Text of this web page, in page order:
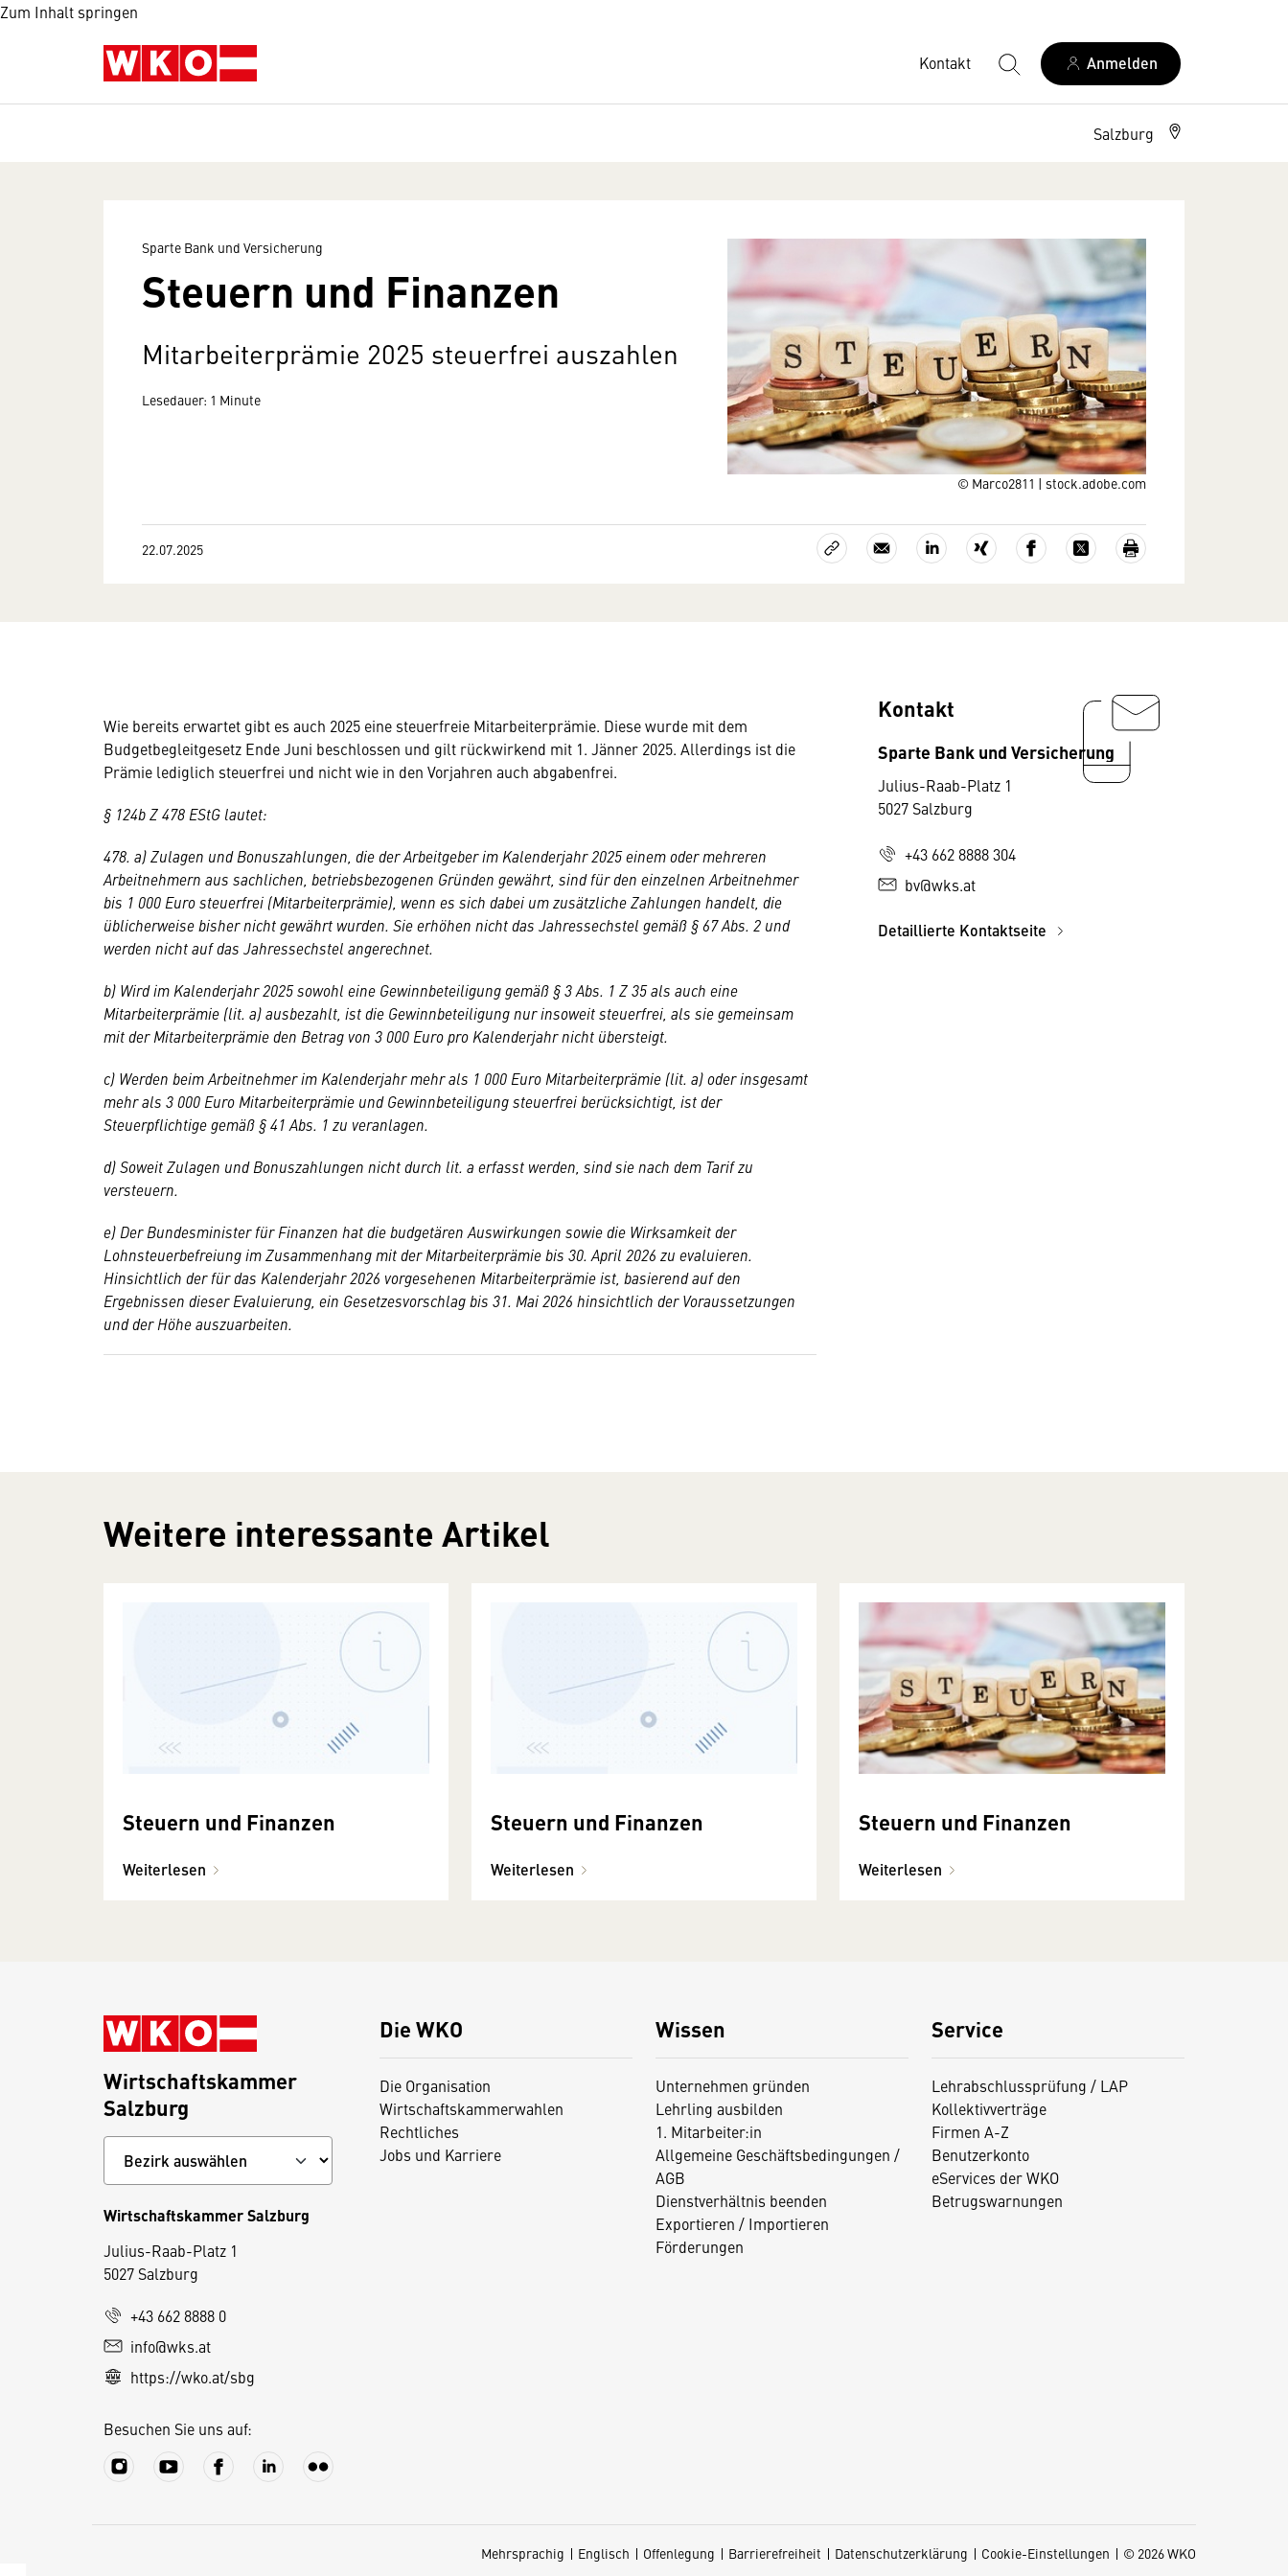
Zum Inhalt springen
Kontakt Anmelden
Salzburg
© Marco2811 | stock.adobe.com
Sparte Bank und Versicherung
Steuern und Finanzen
Mitarbeiterprämie 2025 steuerfrei auszahlen
Lesedauer: 1 Minute
22.07.2025
Wie bereits erwartet gibt es auch 2025 eine steuerfreie Mitarbeiterprämie. Diese wurde mit dem
Budgetbegleitgesetz Ende Juni beschlossen und gilt rückwirkend mit 1. Jänner 2025. Allerdings ist die
Prämie lediglich steuerfrei und nicht wie in den Vorjahren auch abgabenfrei.
§ 124b Z 478 EStG lautet:
478. a) Zulagen und Bonuszahlungen, die der Arbeitgeber im Kalenderjahr 2025 einem oder mehreren
Arbeitnehmern aus sachlichen, betriebsbezogenen Gründen gewährt, sind für den einzelnen Arbeitnehmer
bis 1 000 Euro steuerfrei (Mitarbeiterprämie), wenn es sich dabei um zusätzliche Zahlungen handelt, die
üblicherweise bisher nicht gewährt wurden. Sie erhöhen nicht das Jahressechstel gemäß § 67 Abs. 2 und
werden nicht auf das Jahressechstel angerechnet.
b) Wird im Kalenderjahr 2025 sowohl eine Gewinnbeteiligung gemäß § 3 Abs. 1 Z 35 als auch eine
Mitarbeiterprämie (lit. a) ausbezahlt, ist die Gewinnbeteiligung nur insoweit steuerfrei, als sie gemeinsam
mit der Mitarbeiterprämie den Betrag von 3 000 Euro pro Kalenderjahr nicht übersteigt.
c) Werden beim Arbeitnehmer im Kalenderjahr mehr als 1 000 Euro Mitarbeiterprämie (lit. a) oder insgesamt
mehr als 3 000 Euro Mitarbeiterprämie und Gewinnbeteiligung steuerfrei berücksichtigt, ist der
Steuerpflichtige gemäß § 41 Abs. 1 zu veranlagen.
d) Soweit Zulagen und Bonuszahlungen nicht durch lit. a erfasst werden, sind sie nach dem Tarif zu
versteuern.
e) Der Bundesminister für Finanzen hat die budgetären Auswirkungen sowie die Wirksamkeit der
Lohnsteuerbefreiung im Zusammenhang mit der Mitarbeiterprämie bis 30. April 2026 zu evaluieren.
Hinsichtlich der für das Kalenderjahr 2026 vorgesehenen Mitarbeiterprämie ist, basierend auf den
Ergebnissen dieser Evaluierung, ein Gesetzesvorschlag bis 31. Mai 2026 hinsichtlich der Voraussetzungen
und der Höhe auszuarbeiten.
Kontakt
Sparte Bank und Versicherung
Julius-Raab-Platz 1
5027 Salzburg
+43 662 8888 304
bv@wks.at
Detaillierte Kontaktseite
Weitere interessante Artikel
Steuern und Finanzen
Weiterlesen
Steuern und Finanzen
Weiterlesen
Steuern und Finanzen
Weiterlesen
Die WKO
Die Organisation
Wirtschaftskammerwahlen
Rechtliches
Jobs und Karriere
Wissen
Unternehmen gründen
Lehrling ausbilden
1. Mitarbeiter:in
Allgemeine Geschäftsbedingungen /
AGB
Dienstverhältnis beenden
Exportieren / Importieren
Förderungen
Service
Lehrabschlussprüfung / LAP
Kollektivverträge
Firmen A-Z
Benutzerkonto
eServices der WKO
Betrugswarnungen
Wirtschaftskammer
Salzburg
Wirtschaftskammer Salzburg
Julius-Raab-Platz 1
5027 Salzburg
+43 662 8888 0
info@wks.at
https://wko.at/sbg
Besuchen Sie uns auf:
Mehrsprachig Englisch Offenlegung Barrierefreiheit Datenschutzerklärung Cookie-Einstellungen © 2026 WKO